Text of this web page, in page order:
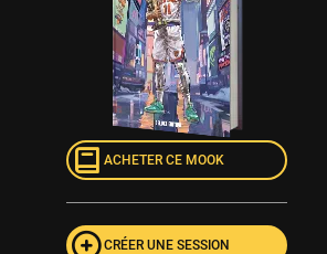
ACHETER CE MOOK
CRÉER UNE SESSION